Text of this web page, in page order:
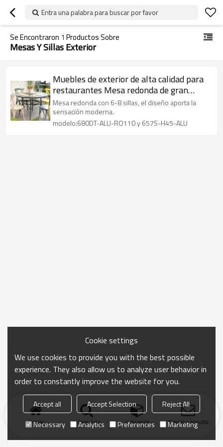
Entra una palabra para buscar por favor
Se Encontraron 1 Productos Sobre
Mesas Y Sillas Exterior
Muebles de exterior de alta calidad para
restaurantes Mesa redonda de gran
tamaño de lujo con sillas
Mesa redonda con 6-8 sillas, el diseño aporta la
sensación moderna.
modelo:680DT-ALU-RO110 y 657S-H45-ALU
Inicio búsqueda categoría Enviar consulta
Cookie settings
We use cookies to provide you with the best possible
experience. They also allow us to analyze user behavior in
order to constantly improve the website for you.
Accept all Accept Selection
Reject All
Necessary
Analytics Preferences Marketing